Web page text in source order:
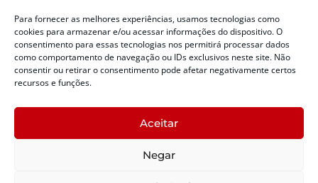
Para fornecer as melhores experiências, usamos tecnologias como
cookies para armazenar e/ou acessar informações do dispositivo. O
consentimento para essas tecnologias nos permitirá processar dados
como comportamento de navegação ou IDs exclusivos neste site. Não
consentir ou retirar o consentimento pode afetar negativamente certos
recursos e funções.
Aceitar
Negar
Alertas Defesa Civil:
SMS 40199
ENDEREÇO
Defesa Civil do Estado de Santa Catarina
Capoeiras, Florianópolis, SC